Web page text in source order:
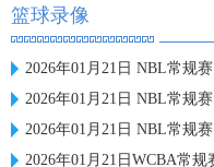
篮球录像
2026年01月21日 NBL常规
2026年01月21日 NBL常规
2026年01月21日 NBL常规
2026年01月21日WCBA常